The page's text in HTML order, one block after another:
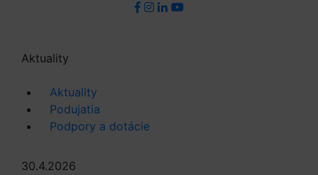
Aktuality
Aktuality
Podujatia
Podpory a dotácie
30.4.2026